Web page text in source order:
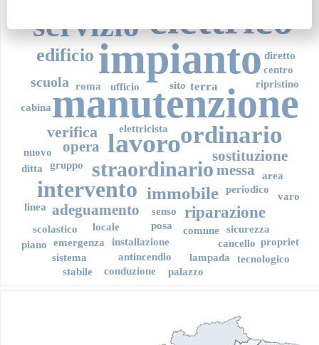
impianto
elettrico
manutenzione
servizio
lavoroordinario
intervento
straordinario
edificio
immobile
riparazione
verifica
sostituzione
adeguamento
messa
opera
scuola terra ripristino
ufficio
gruppo
elettricista
periodico
sicurezza
cabina
comune
locale
installazione
nuovo
senso
centro
scolastico
emergenza
cancello
antincendio
posa
lampada
diretto
tecnologico
sistema
area
roma
conduzione
sito
stabile
ditta
varo
linea
palazzo
piano propriet